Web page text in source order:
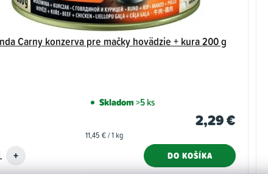
Carny konzerva pre mačky hovädzie + kura 200 g
Skladom>5 ks
2,29 €
Jednotková
11,45 € / 1 kg
DO KOŠÍKA